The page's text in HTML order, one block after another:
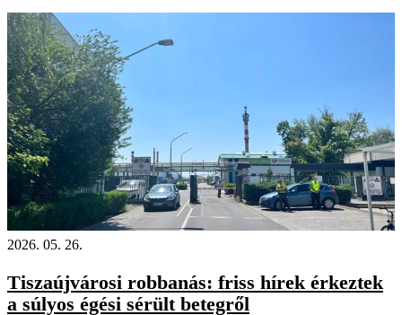
2026. 05. 26.
Tiszaújvárosi robbanás: friss hírek érkeztek
a súlyos égési sérült betegről